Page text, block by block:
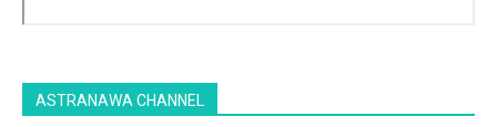
ASTRANAWA CHANNEL